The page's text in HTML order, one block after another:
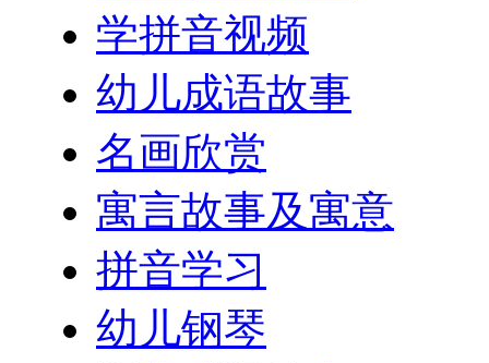
学拼音视频
幼儿成语故事
名画欣赏
寓言故事及寓意
拼音学习
幼儿钢琴